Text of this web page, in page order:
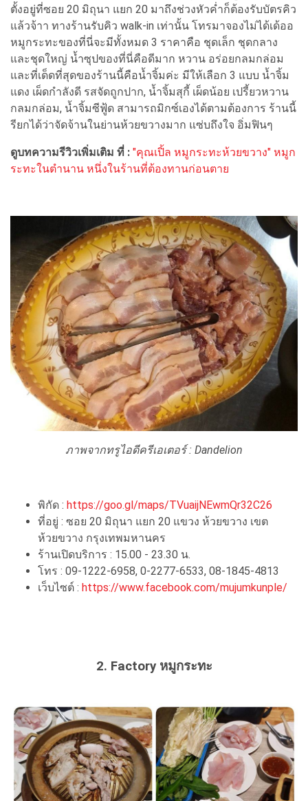
ตั้งอยู่ที่ซอย 20 มิถุนา แยก 20 มาถึงช่วงหัวค่ำก็ต้องรับบัตรคิว
แล้วจ้าา ทางร้านรับคิว walk-in เท่านั้น โทรมาจองไม่ได้เด้ออ
หมูกระทะของที่นี่จะมีทั้งหมด 3 ราคาคือ ชุดเล็ก ชุดกลาง
และชุดใหญ่ น้ำซุปของที่นี่คือดีมาก หวาน อร่อยกลมกล่อม
และที่เด็ดที่สุดของร้านนี้คือน้ำจิ้มค่ะ มีให้เลือก 3 แบบ น้ำจิ้ม
แดง เผ็ดกำลังดี รสจัดถูกปาก, น้ำจิ้มสุกี้ เผ็ดน้อย เปรี้ยวหวาน
กลมกล่อม, น้ำจิ้มซีฟู้ด สามารถมิกซ์เองได้ตามต้องการ ร้านนี้
รียกได้ว่าจัดจ้านในย่านห้วยขวางมาก แซ่บถึงใจ อิ่มฟินๆ
ดูบทความรีวิวเพิ่มเติม ที่ : "คุณเปิ้ล หมูกระทะห้วยขวาง" หมูก
ระทะในตำนาน หนึ่งในร้านที่ต้องทานก่อนตาย
ภาพจากทรูไอดีครีเอเตอร์ : Dandelion
พิกัด : https://goo.gl/maps/TVuaijNEwmQr32C26
ที่อยู่ : ซอย 20 มิถุนา แยก 20 แขวง ห้วยขวาง เขต
ห้วยขวาง กรุงเทพมหานคร
ร้านเปิดบริการ : 15.00 - 23.30 น.
โทร : 09-1222-6958, 0-2277-6533, 08-1845-4813
เว็บไซต์ : https://www.facebook.com/mujumkunple/
2. Factory หมูกระทะ